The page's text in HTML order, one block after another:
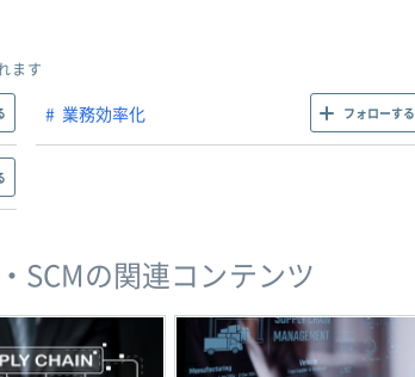
ます
業務効率化 フォローする
SCMの関連コンテンツ